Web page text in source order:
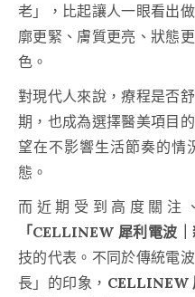
老」，比起讓人一眼看出
廓更緊、膚質更亮、狀態
色。
對現代人來說，療程是否
期，也成為選擇醫美項目
望在不影響生活節奏的情
態。
而近期受到高度關注
「CELLINEW 犀利電波｜
技的代表。不同於傳統電
長」的印象， CELLINEW